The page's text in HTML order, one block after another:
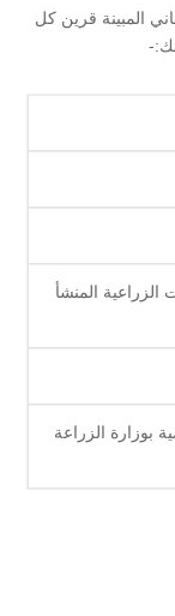
المبينة قرين كل
الزراعية المنشأ
بوزارة الزراعة